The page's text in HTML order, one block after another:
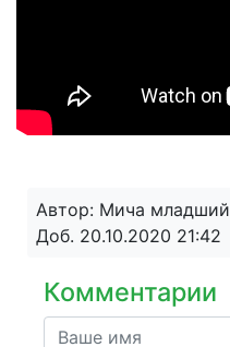
Автор: Мича младший
Доб. 20.10.2020 21:42
Комментарии